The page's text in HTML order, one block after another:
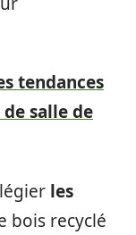
tendances
salle de
les
bois recyclé